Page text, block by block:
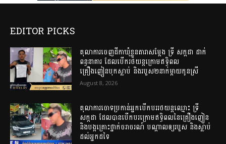
EDITOR PICKS
តុលាការចេញដីកាឃុំខ្លួនតារាសម្តែង ទ្រី សក្កដា ដាក់
ពន្ធនាគារ ដែលបើករថយន្តក្រោមឥទ្ធិពល
គ្រឿងញៀនបុកស្លាប់ និងរបួស២នាក់ម្តាយកូនស្រី
August 8, 2026
តុលាការចោទប្រកាន់អ្នកបើកបររថយន្តឈ្មោះ ទ្រី
សក្កដា ដែលបានបើកបរក្រោមឥទ្ធិពលនៃគ្រឿងញៀន
និងបង្កគ្រោះថ្នាក់ចរាចរណ៍ បណ្តាលឲ្យរបួស និងស្លាប់
ដល់អ្នកដទៃ